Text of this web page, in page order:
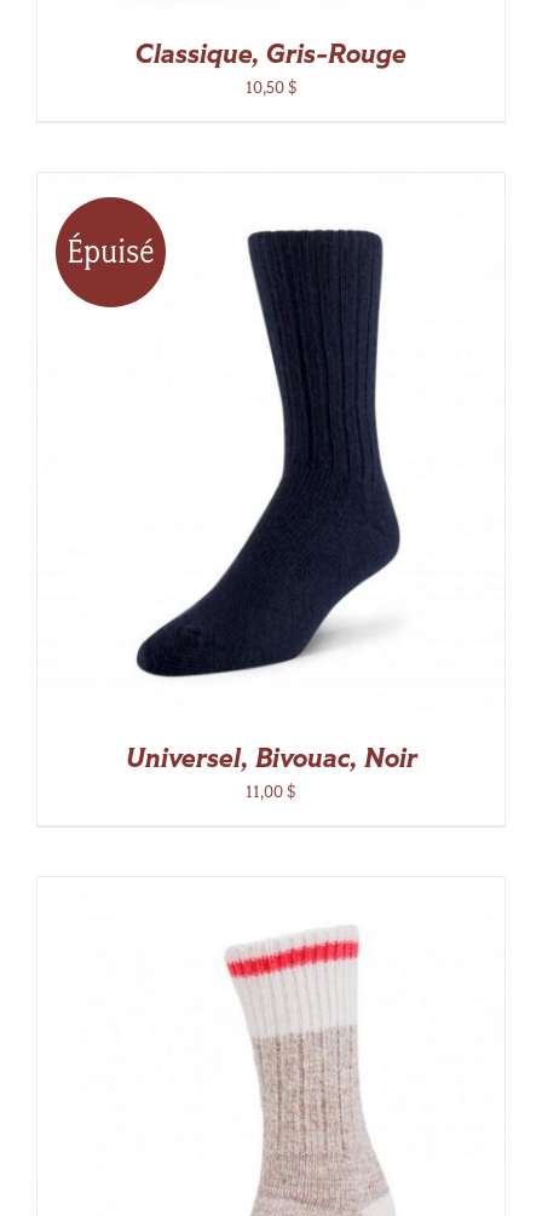
Classique, Gris-Rouge
10,50$
Épuisé
Universel, Bivouac, Noir
11,00$